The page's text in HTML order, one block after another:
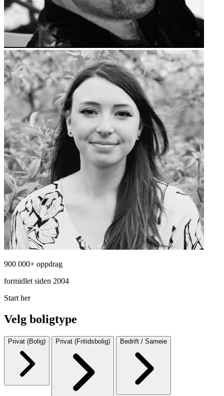
900 000+ oppdrag
formidlet siden 2004
Start her
Velg boligtype
Privat (Bolig) Privat (Fritidsbolig) Bedrift / Sameie